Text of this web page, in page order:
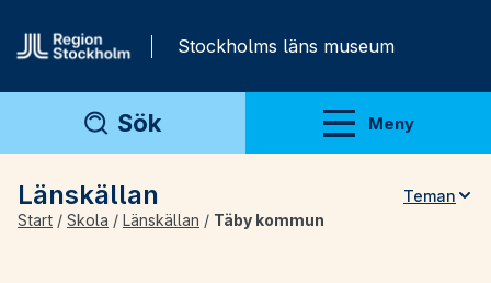
Stockholms läns museum
Sök Meny
Visa meny
Länskällan
Teman
Teman
Start / Skola / Länskällan / Täby kommun